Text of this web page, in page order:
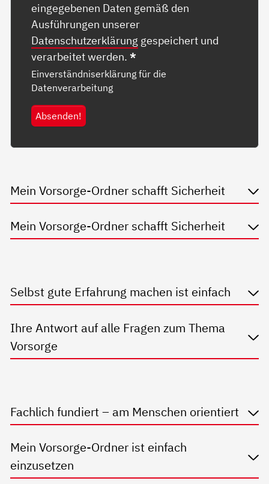
eingegebenen Daten gemäß den
Ausführungen unserer
Datenschutzerklärung gespeichert und
verarbeitet werden.*
Einverständniserklärung für die
Datenverarbeitung
Absenden!
Mein Vorsorge-Ordner schafft Sicherheit
Mein Vorsorge-Ordner schafft Sicherheit
Selbst gute Erfahrung machen ist einfach
Ihre Antwort auf alle Fragen zum Thema
Vorsorge
Fachlich fundiert – am Menschen orientiert
Mein Vorsorge-Ordner ist einfach
einzusetzen